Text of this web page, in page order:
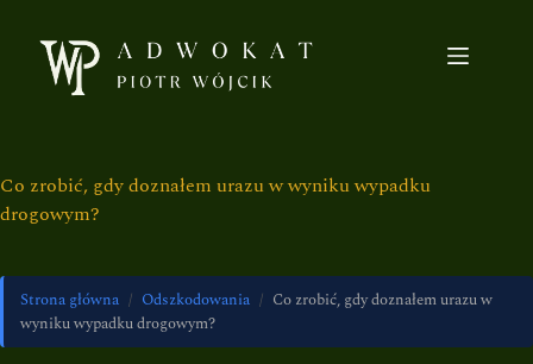
Co zrobić, gdy doznałem urazu w wyniku wypadku
drogowym?
Strona główna / Odszkodowania / Co zrobić, gdy doznałem urazu w
wyniku wypadku drogowym?